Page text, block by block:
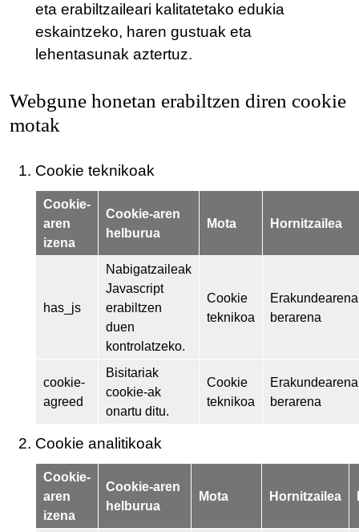
eta erabiltzaileari kalitatetako edukia
eskaintzeko, haren gustuak eta
lehentasunak aztertuz.
Webgune honetan erabiltzen diren cookie
motak
Cookie teknikoak
Cookie-
aren
izena
Cookie-aren
helburua
Mota Hornitzailea
has_js
Nabigatzaileak
Javascript
erabiltzen
duen
kontrolatzeko.
Cookie
teknikoa
Erakundearena
berarena
cookie-
agreed
Bisitariak
cookie-ak
onartu ditu.
Cookie
teknikoa
Erakundearena
berarena
Cookie analitikoak
Cookie-
aren
izena
Cookie-aren
helburua
Mota Hornitzailea